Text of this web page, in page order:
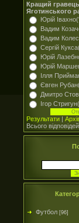
Кращий
Яготинського
Юрій
Вадим
Вадим
Сергій
Юрій
Юрій
Ілля
Євген
Дмитро
Ігор
Результати |
Всього
Футбол [96]